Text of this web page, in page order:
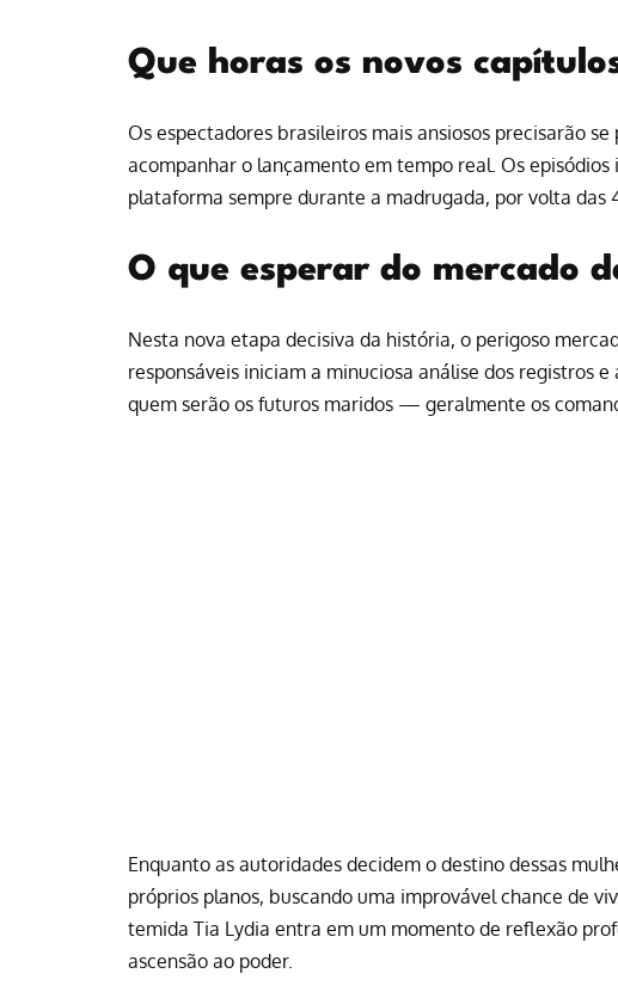
Que horas os novos
Os espectadores brasileiros mais ansiosos precisarão
acompanhar o lançamento em tempo real. Os
plataforma sempre durante a madrugada, por volta das
O que esperar do mercado
Nesta nova etapa decisiva da história, o perigoso
responsáveis iniciam a minuciosa análise dos registros
quem serão os futuros maridos — geralmente os
Enquanto as autoridades decidem o destino dessas
próprios planos, buscando uma improvável chance de
temida Tia Lydia entra em um momento de reflexão
ascensão ao poder.